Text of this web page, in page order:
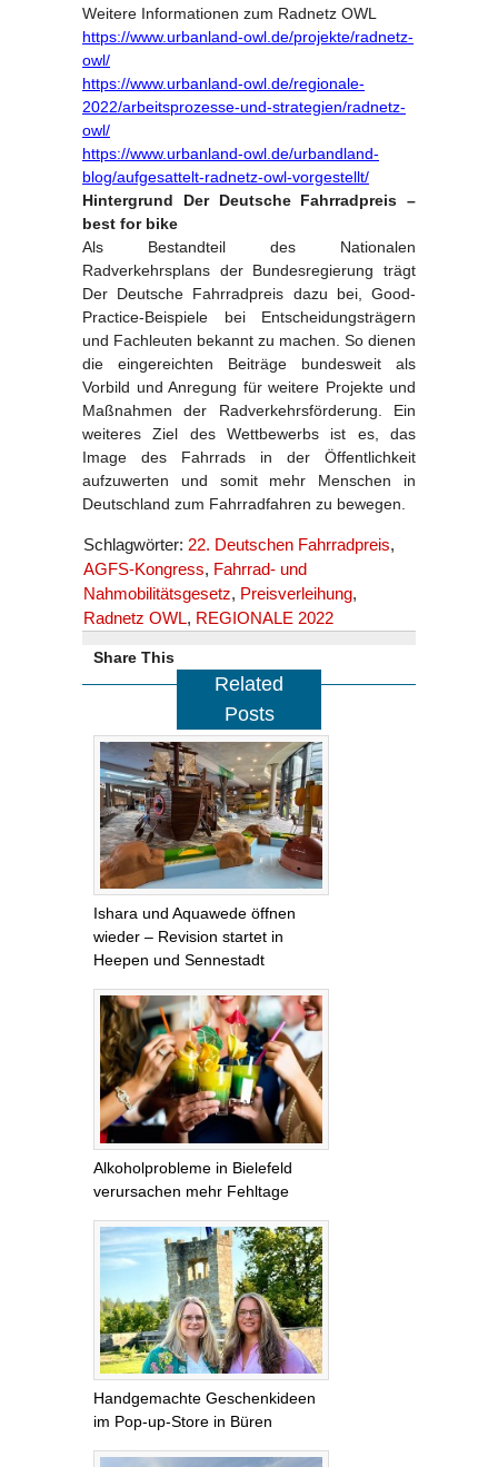
Weitere Informationen zum Radnetz OWL
https://www.urbanland-owl.de/projekte/radnetz-
owl/
https://www.urbanland-owl.de/regionale-
2022/arbeitsprozesse-und-strategien/radnetz-
owl/
https://www.urbanland-owl.de/urbandland-
blog/aufgesattelt-radnetz-owl-vorgestellt/
Hintergrund Der Deutsche Fahrradpreis –
best for bike
Als Bestandteil des Nationalen
Radverkehrsplans der Bundesregierung trägt
Der Deutsche Fahrradpreis dazu bei, Good-
Practice-Beispiele bei Entscheidungsträgern
und Fachleuten bekannt zu machen. So dienen
die eingereichten Beiträge bundesweit als
Vorbild und Anregung für weitere Projekte und
Maßnahmen der Radverkehrsförderung. Ein
weiteres Ziel des Wettbewerbs ist es, das
Image des Fahrrads in der Öffentlichkeit
aufzuwerten und somit mehr Menschen in
Deutschland zum Fahrradfahren zu bewegen.
Schlagwörter: 22. Deutschen Fahrradpreis,
AGFS-Kongress, Fahrrad- und
Nahmobilitätsgesetz, Preisverleihung,
Radnetz OWL, REGIONALE 2022
Share This
Related
Posts
Ishara und Aquawede öffnen
wieder – Revision startet in
Heepen und Sennestadt
Alkoholprobleme in Bielefeld
verursachen mehr Fehltage
Handgemachte Geschenkideen
im Pop-up-Store in Büren